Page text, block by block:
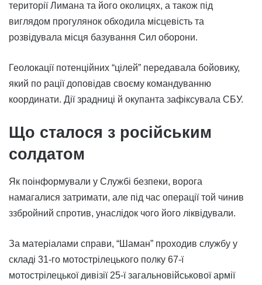
території Лимана та його околицях, а також під
виглядом прогулянок обходила місцевість та
розвідувала місця базування Сил оборони.
Геолокації потенційних “цілей” передавала бойовику,
який по рації доповідав своєму командуванню
координати. Дії зрадниці й окупанта зафіксувала СБУ.
Що сталося з російським
солдатом
Як поінформували у Службі безпеки, ворога
намагалися затримати, але під час операції той чинив
ззбройний спротив, унаслідок чого його ліквідували.
За матеріалами справи, “Шаман” проходив службу у
складі 31-го мотострілецького полку 67-ї
мотострілецької дивізії 25-ї загальновійськової армії